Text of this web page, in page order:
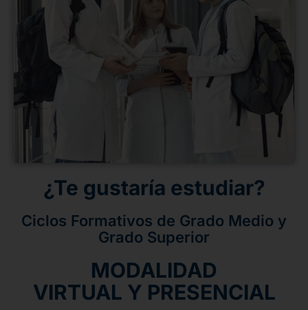
¿Te gustaría estudiar?
Ciclos Formativos de Grado Medio y
Grado Superior
MODALIDAD
VIRTUAL Y PRESENCIAL